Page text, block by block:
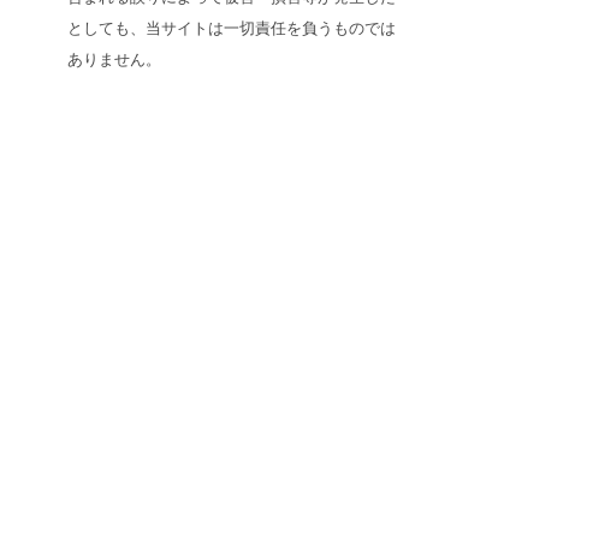
としても、当サイトは一切責任を負うものでは
ありません。